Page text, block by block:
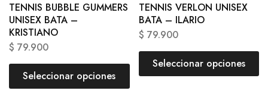
TENNIS BUBBLE GUMMERS
UNISEX BATA –
KRISTIANO
$ 79.900
Seleccionar opciones
TENNIS VERLON UNISEX
BATA – ILARIO
$ 79.900
Seleccionar opciones